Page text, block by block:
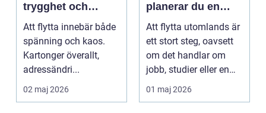
trygghet och
effektivitet vid flytt
Att flytta innebär både
spänning och kaos.
Kartonger överallt,
adressändri...
02 maj 2026
planerar du en
trygg och effektiv
flytt
Att flytta utomlands är
ett stort steg, oavsett
om det handlar om
jobb, studier eller en
dr&oum...
01 maj 2026